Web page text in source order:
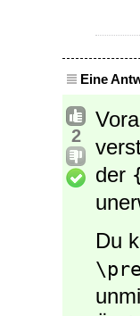
Eine
2
der
Du